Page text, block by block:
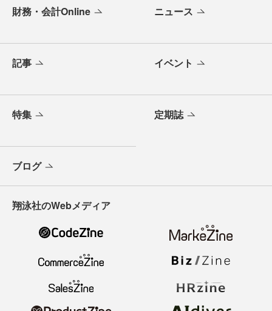
財務・会計Online ニュース
記事 イベント
特集 定期誌
ブログ
翔泳社のWebメディア